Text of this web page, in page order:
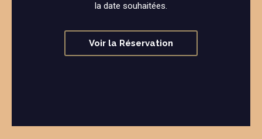
la date souhaitées.
Voir la Réservation